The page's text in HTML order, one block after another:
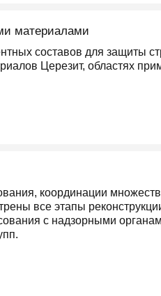
материалами
составов для защиты
Церезит, областях
координации
все этапы
с надзорными